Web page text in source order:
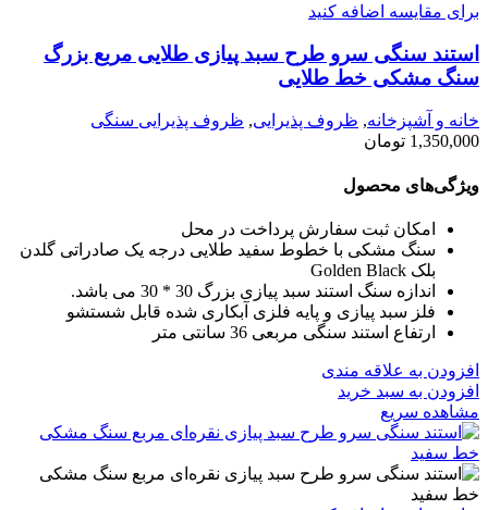
برای مقایسه اضافه کنید
استند سنگی سرو طرح سبد پیازی طلایی مربع بزرگ
سنگ مشکی خط طلایی
خانه و آشپزخانه, ظروف پذیرایی, ظروف پذیرایی سنگی
1,350,000 تومان
ویژگی‌های محصول
امکان ثبت سفارش پرداخت در محل
سنگ مشکی با خطوط سفید طلایی درجه یک صادراتی گلدن
بلک Golden Black
اندازه سنگ استند سبد پیازی بزرگ 30 * 30 می باشد.
فلز سبد پیازی و پایه فلزی آبکاری شده قابل شستشو
ارتفاع استند سنگی مربعی 36 سانتی متر
افزودن به علاقه مندی
افزودن به سبد خرید
مشاهده سریع